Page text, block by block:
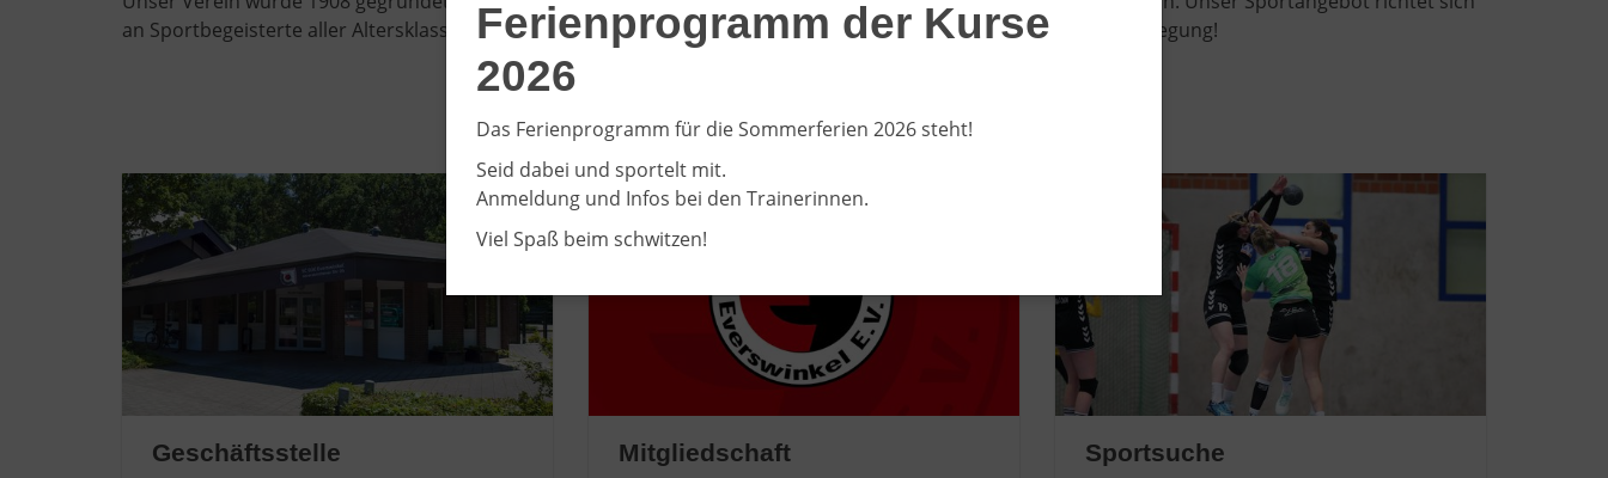
an Sportbegeisterte aller Altersklassen. Ob klein oder groß, mit Handicap oder ohne: Wir bringen Menschen in Bewegung!
Geschäftsstelle Mitgliedschaft Sportsuche
Ferienprogramm der Kurse
2026
Das Ferienprogramm für die Sommerferien 2026 steht!
Seid dabei und sportelt mit.
Anmeldung und Infos bei den Trainerinnen.
Viel Spaß beim schwitzen!